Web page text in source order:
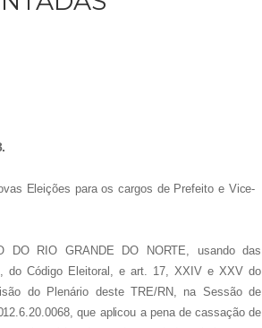
Eleições para os cargos de Prefeito e Vice-
DO RIO GRANDE DO NORTE, usando das
Código Eleitoral, e art. 17, XXIV e XXV do
do Plenário deste TRE/RN, na Sessão de
que aplicou a pena de cassação de